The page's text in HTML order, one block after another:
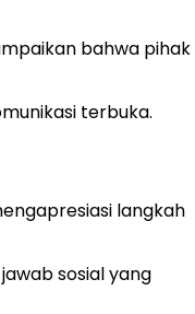
bahwa pihak
terbuka.
langkah
sosial yang